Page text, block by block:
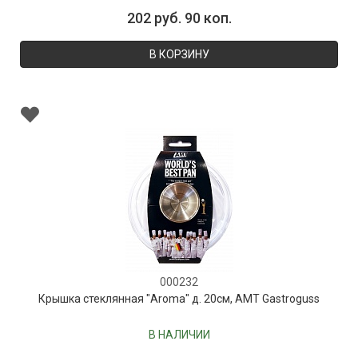
202 руб. 90 коп.
В КОРЗИНУ
000232
Крышка стеклянная "Aroma" д. 20см, AMT Gastroguss
В НАЛИЧИИ